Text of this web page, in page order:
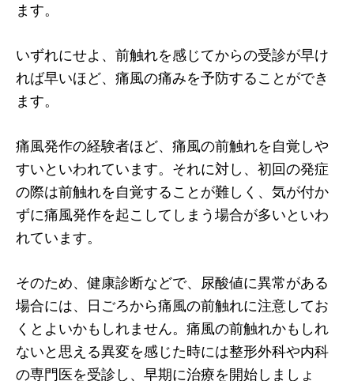
ます。
いずれにせよ、前触れを感じてからの受診が早け
れば早いほど、痛風の痛みを予防することができ
ます。
痛風発作の経験者ほど、痛風の前触れを自覚しや
すいといわれています。それに対し、初回の発症
の際は前触れを自覚することが難しく、気が付か
ずに痛風発作を起こしてしまう場合が多いといわ
れています。
そのため、健康診断などで、尿酸値に異常がある
場合には、日ごろから痛風の前触れに注意してお
くとよいかもしれません。痛風の前触れかもしれ
ないと思える異変を感じた時には整形外科や内科
の専門医を受診し、早期に治療を開始しましょ